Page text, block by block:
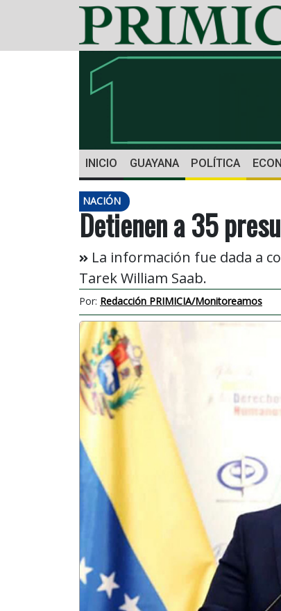
INICIO GUAYANA POLÍTICA
NACIÓN
Detienen a 35
La información fue dada a
Tarek William Saab.
Por: Redacción PRIMICIA/Monitoreamos